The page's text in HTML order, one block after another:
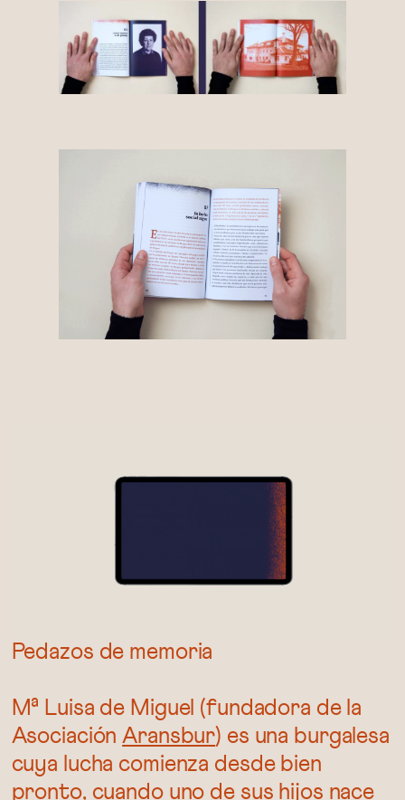
Pedazos de memoria
Mª Luisa de Miguel (fundadora de la
AsociaciónAransbur) es una burgalesa
cuya lucha comienza desde bien
pronto, cuando uno de sus hijos nace